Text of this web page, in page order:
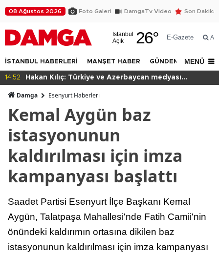
08 Ağustos 2026 Foto Galeri DamgaTv Video Son Dakika
İstanbul
Açık
26° E-Gazete Ara
İSTANBUL HABERLERİ MANŞET HABER GÜNDEM DÜNYA
MENÜ
11:48 Fatih tarihe sahip çıkıyor
Damga Esenyurt Haberleri
Kemal Aygün baz
istasyonunun
kaldırılması için imza
kampanyası başlattı
Saadet Partisi Esenyurt İlçe Başkanı Kemal
Aygün, Talatpaşa Mahallesi'nde Fatih Camii'nin
önündeki kaldırımın ortasına dikilen baz
istasyonunun kaldırılması için imza kampanyası